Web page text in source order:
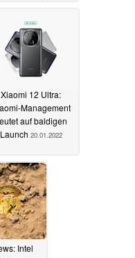
einige Europreise
20.01.2022
Xiaomi 12 Ultra:
Management
auf baldigen
Launch 20.01.2022
Intel